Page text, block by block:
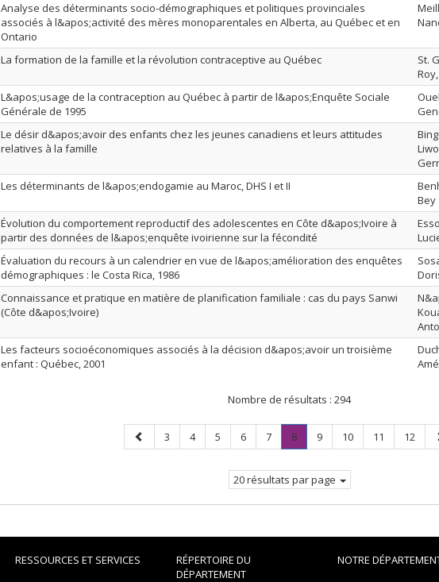
Analyse des déterminants socio-démographiques et politiques provinciales
associés à l&apos;activité des mères monoparentales en Alberta, au Québec et en
Ontario
La formation de la famille et la révolution contraceptive au Québec
St.
L&apos;usage de la contraception au Québec à partir de l&apos;Enquête Sociale
Générale de 1995
Le désir d&apos;avoir des enfants chez les jeunes canadiens et leurs attitudes
relatives à la famille
Les déterminants de l&apos;endogamie au Maroc, DHS I et II
Bey
Évolution du comportement reproductif des adolescentes en Côte d&apos;Ivoire à
partir des données de l&apos;enquête ivoirienne sur la fécondité
Évaluation du recours à un calendrier en vue de l&apos;amélioration des enquêtes
démographiques : le Costa Rica, 1986
Connaissance et pratique en matière de planification familiale : cas du pays Sanwi
(Côte d&apos;Ivoire)
Les facteurs socioéconomiques associés à la décision d&apos;avoir un troisième
enfant : Québec, 2001
Nombre de résultats : 294
Page
précédente
Page
3 Page
4 Page
5 Page
6 Page
7 Page
8.
Page
Page
9 Page
10 Page
11 Page
12
20 résultats par page
RESSOURCES ET SERVICES
RÉPERTOIRE DU
DÉPARTEMENT
NOTRE